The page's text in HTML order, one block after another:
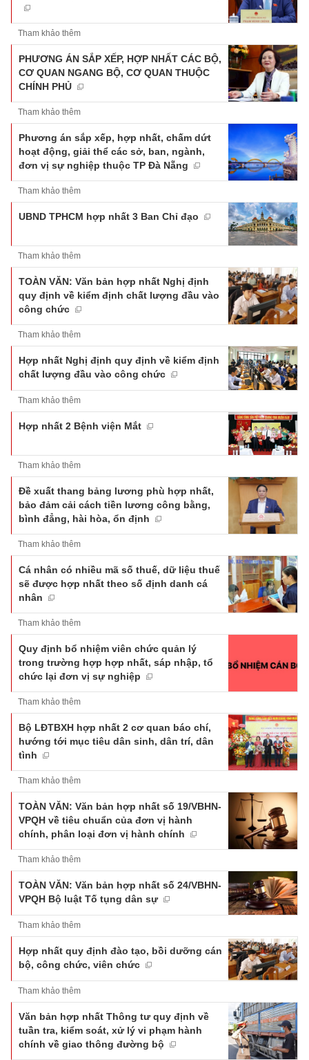
Tham khảo thêm
PHƯƠNG ÁN SẮP XẾP, HỢP NHẤT CÁC BỘ,
CƠ QUAN NGANG BỘ, CƠ QUAN THUỘC
CHÍNH PHỦ
Tham khảo thêm
Phương án sắp xếp, hợp nhất, chấm dứt
hoạt động, giải thể các sở, ban, ngành,
đơn vị sự nghiệp thuộc TP Đà Nẵng
Tham khảo thêm
UBND TPHCM hợp nhất 3 Ban Chỉ đạo
Tham khảo thêm
TOÀN VĂN: Văn bản hợp nhất Nghị định
quy định về kiểm định chất lượng đầu vào
công chức
Tham khảo thêm
Hợp nhất Nghị định quy định về kiểm định
chất lượng đầu vào công chức
Tham khảo thêm
Hợp nhất 2 Bệnh viện Mắt
Tham khảo thêm
Đề xuất thang bảng lương phù hợp nhất,
bảo đảm cải cách tiền lương công bằng,
bình đẳng, hài hòa, ổn định
Tham khảo thêm
Cá nhân có nhiều mã số thuế, dữ liệu thuế
sẽ được hợp nhất theo số định danh cá
nhân
Tham khảo thêm
Quy định bổ nhiệm viên chức quản lý
trong trường hợp hợp nhất, sáp nhập, tổ
chức lại đơn vị sự nghiệp
Tham khảo thêm
Bộ LĐTBXH hợp nhất 2 cơ quan báo chí,
hướng tới mục tiêu dân sinh, dân trí, dân
tình
Tham khảo thêm
TOÀN VĂN: Văn bản hợp nhất số 19/VBHN-
VPQH về tiêu chuẩn của đơn vị hành
chính, phân loại đơn vị hành chính
Tham khảo thêm
TOÀN VĂN: Văn bản hợp nhất số 24/VBHN-
VPQH Bộ luật Tố tụng dân sự
Tham khảo thêm
Hợp nhất quy định đào tạo, bồi dưỡng cán
bộ, công chức, viên chức
Tham khảo thêm
Văn bản hợp nhất Thông tư quy định về
tuần tra, kiểm soát, xử lý vi phạm hành
chính về giao thông đường bộ